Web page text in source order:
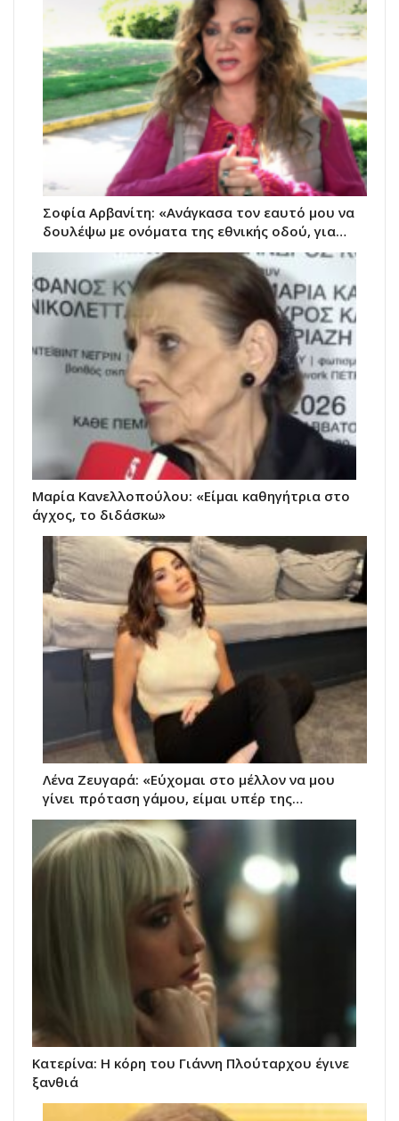
Σοφία Αρβανίτη: «Ανάγκασα τον εαυτό μου να
δουλέψω με ονόματα της εθνικής οδού, για…
Μαρία Κανελλοπούλου: «Είμαι καθηγήτρια στο
άγχος, το διδάσκω»
Λένα Ζευγαρά: «Εύχομαι στο μέλλον να μου
γίνει πρόταση γάμου, είμαι υπέρ της…
Κατερίνα: Η κόρη του Γιάννη Πλούταρχου έγινε
ξανθιά